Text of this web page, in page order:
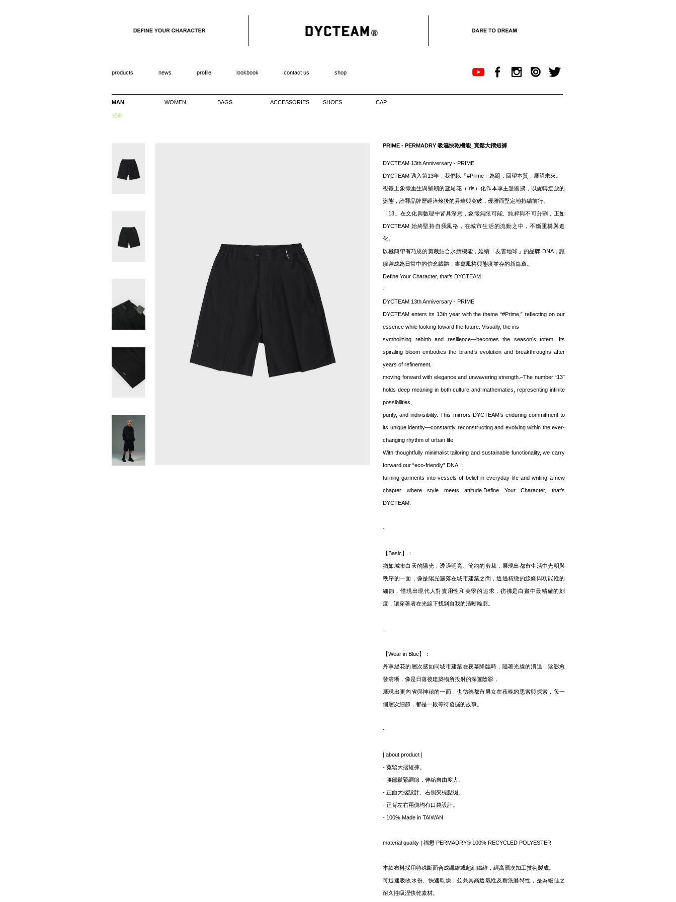
products news profile lookbook contact us shop
MAN WOMEN BAGS ACCESSORIES SHOES CAP
短褲
PRIME - PERMADRY 吸濕快乾機能_寬鬆大摺短褲
DYCTEAM 13th Anniversary - PRIME
DYCTEAM 邁入第13年，我們以「#Prime」為題，回望本質，展望未來。
視覺上象徵重生與堅韌的鳶尾花（Iris）化作本季主題圖騰，以旋轉綻放的
姿態，詮釋品牌歷經淬煉後的昇華與突破，優雅而堅定地持續前行。
「13」在文化與數理中皆具深意，象徵無限可能、純粹與不可分割，正如
DYCTEAM 始終堅持自我風格，在城市生活的流動之中，不斷重構與進
化。
以極簡帶有巧思的剪裁結合永續機能，延續「友善地球」的品牌 DNA，讓
服裝成為日常中的信念載體，書寫風格與態度並存的新篇章。
Define Your Character, that’s DYCTEAM.
-
DYCTEAM 13th Anniversary - PRIME
DYCTEAM enters its 13th year with the theme “#Prime,” reflecting on our
essence while looking toward the future. Visually, the iris
symbolizing rebirth and resilience—becomes the season’s totem. Its
spiraling bloom embodies the brand’s evolution and breakthroughs after
years of refinement,
moving forward with elegance and unwavering strength.–The number “13”
holds deep meaning in both culture and mathematics, representing infinite
possibilities,
purity, and indivisibility. This mirrors DYCTEAM’s enduring commitment to
its unique identity—constantly reconstructing and evolving within the ever-
changing rhythm of urban life.
With thoughtfully minimalist tailoring and sustainable functionality, we carry
forward our “eco-friendly” DNA,
turning garments into vessels of belief in everyday life and writing a new
chapter where style meets attitude.Define Your Character, that’s
DYCTEAM.
-
【Basic】：
猶如城市白天的陽光，透過明亮、簡約的剪裁，展現出都市生活中光明與
秩序的一面，像是陽光灑落在城市建築之間，透過精緻的線條與功能性的
細節，體現出現代人對實用性和美學的追求，彷彿是白晝中最精確的刻
度，讓穿著者在光線下找到自我的清晰輪廓。
-
【Wear in Blue】：
丹寧緹花的層次感如同城市建築在夜幕降臨時，隨著光線的消退，陰影愈
發清晰，像是日落後建築物所投射的深邃陰影，
展現出更內省與神秘的一面，也彷彿都市男女在夜晚的思索與探索，每一
個層次細節，都是一段等待發掘的故事。
-
| about product |
- 寬鬆大摺短褲。
- 腰部鬆緊調節，伸縮自由度大。
- 正面大摺設計、右側夾標點綴。
- 正背左右兩側均有口袋設計。
- 100% Made in TAIWAN
material quality | 福懋 PERMADRY® 100% RECYCLED POLYESTER
本款布料採用特殊斷面合成纖維或超細纖維，經高層次加工技術製成。
可迅速吸收水份、快速乾燥，並兼具高透氣性及耐洗滌特性，是為絕佳之
耐久性吸溼快乾素材。